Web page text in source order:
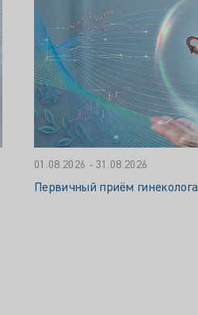
01.08.2026 - 31.08.2026
Первичный приём